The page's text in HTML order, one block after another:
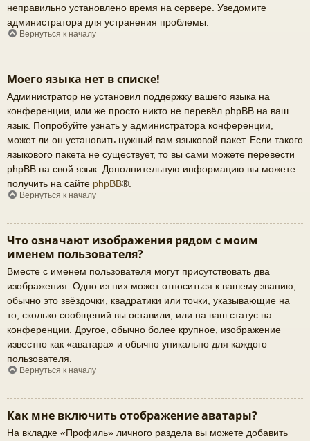
неправильно установлено время на сервере. Уведомите
администратора для устранения проблемы.
Вернуться к началу
Моего языка нет в списке!
Администратор не установил поддержку вашего языка на
конференции, или же просто никто не перевёл phpBB на ваш
язык. Попробуйте узнать у администратора конференции,
может ли он установить нужный вам языковой пакет. Если такого
языкового пакета не существует, то вы сами можете перевести
phpBB на свой язык. Дополнительную информацию вы можете
получить на сайте phpBB®.
Вернуться к началу
Что означают изображения рядом с моим
именем пользователя?
Вместе с именем пользователя могут присутствовать два
изображения. Одно из них может относиться к вашему званию,
обычно это звёздочки, квадратики или точки, указывающие на
то, сколько сообщений вы оставили, или на ваш статус на
конференции. Другое, обычно более крупное, изображение
известно как «аватара» и обычно уникально для каждого
пользователя.
Вернуться к началу
Как мне включить отображение аватары?
На вкладке «Профиль» личного раздела вы можете добавить